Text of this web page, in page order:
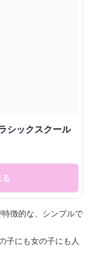
シックスクール
徴的な、シンプルで
子にも女の子にも人